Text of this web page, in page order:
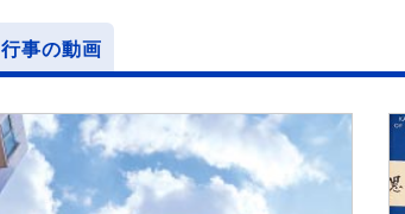
行事の動画